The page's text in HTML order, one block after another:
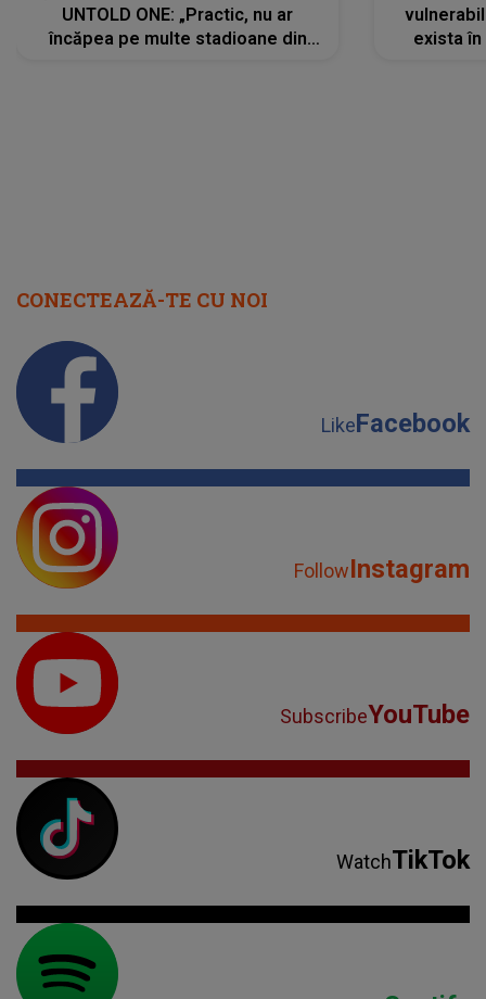
UNTOLD ONE: „Practic, nu ar
încăpea pe multe stadioane din
exista
CONECTEAZĂ-TE CU NOI
LikeFacebook
FollowInstagram
SubscribeYouTube
WatchTikTok